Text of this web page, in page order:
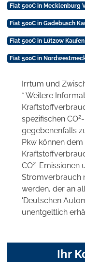
Fiat 500C in Mecklenburg
Fiat 500C in Gadebusch
Fiat 500C in Lützow
Fiat 500C in
Irrtum und
* Weitere
spezifischen CO2
gegebenenfalls
Pkw können
CO2-Emissionen
Stromverbrauch
werden, der an
'Deutschen
unentgeltlich
Ihr